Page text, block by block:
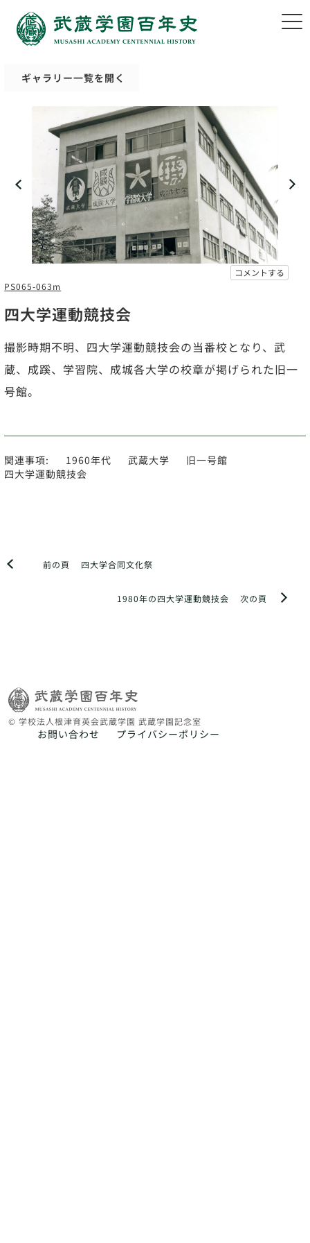
ギャラリー一覧を開く
コメントする
PS065-063m
四大学運動競技会
撮影時期不明、四大学運動競技会の当番校となり、武
蔵、成蹊、学習院、成城各大学の校章が掲げられた旧一
号館。
関連事項: 1960年代 武蔵大学
旧一号館
四大学運動競技会
前の頁 四大学合同文化祭
次の頁
1980年の四大学運動競技会
© 学校法人根津育英会武蔵学園 武蔵学園記念室
お問い合わせ プライバシーポリシー